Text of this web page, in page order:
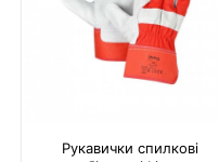
Рукавички спилкові